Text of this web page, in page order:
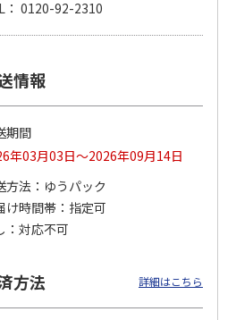
ポムポムプリン30th
4,950円
(送料別・税込)
令和八年七月場所
： 0120-92-2310
情報
期間
年03月03日～2026年09月14日
方法
ゆうパック
け時間帯
指定可
対応不可
方法 詳細はこちら